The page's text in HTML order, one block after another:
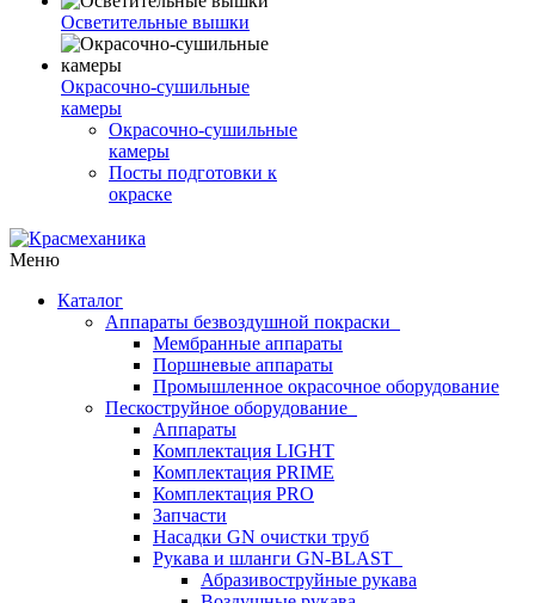
Осветительные вышки
Окрасочно-сушильные
камеры
Окрасочно-сушильные
камеры
Посты подготовки к
окраске
Меню
Каталог
Аппараты безвоздушной покраски
Мембранные аппараты
Поршневые аппараты
Промышленное окрасочное оборудование
Пескоструйное оборудование
Аппараты
Комплектация LIGHT
Комплектация PRIME
Комплектация PRO
Запчасти
Насадки GN очистки труб
Рукава и шланги GN-BLAST
Абразивоструйные рукава